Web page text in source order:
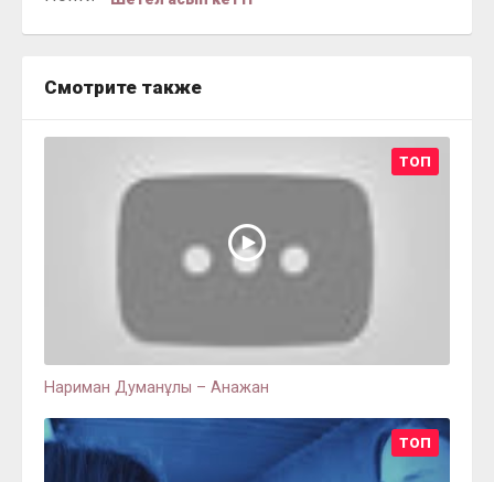
Смотрите также
ТОП
Нариман Думанұлы – Анажан
ТОП